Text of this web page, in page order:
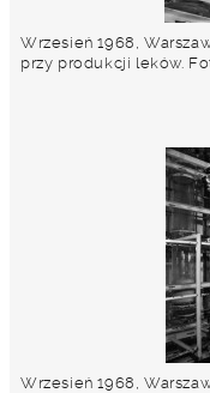
Wrzesień 1968,
przy produkcji leków.
Wrzesień 1968,